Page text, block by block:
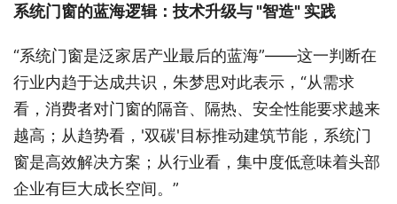
系统门窗的蓝海逻辑：技术升级与 "智造" 实践
“系统门窗是泛家居产业最后的蓝海”——这一判断在
行业内趋于达成共识，朱梦思对此表示，“从需求
看，消费者对门窗的隔音、隔热、安全性能要求越来
越高；从趋势看，'双碳'目标推动建筑节能，系统门
窗是高效解决方案；从行业看，集中度低意味着头部
企业有巨大成长空间。”